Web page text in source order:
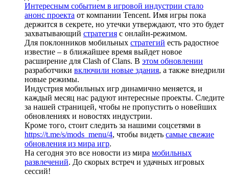
Интересным событием в игровой индустрии стало
анонс проекта от компании Tencent. Имя игры пока
держится в секрете, но утечки утверждают, что это будет
захватывающий стратегия с онлайн-режимом.
Для поклонников мобильных стратегий есть радостное
известие – в ближайшее время выйдет новое
расширение для Clash of Clans. В этом обновлении
разработчики включили новые здания, а также внедрили
новые режимы.
Индустрия мобильных игр динамично меняется, и
каждый месяц нас радуют интересные проекты. Следите
за нашей страницей, чтобы не пропустить о новейших
обновлениях и новостях индустрии.
Кроме того, стоит следить за нашими соцсетями в
https://t.me/s/mods_menu/4, чтобы видеть самые свежие
обновления из мира игр.
На сегодня это все новости из мира мобильных
развлечений. До скорых встреч и удачных игровых
сессий!